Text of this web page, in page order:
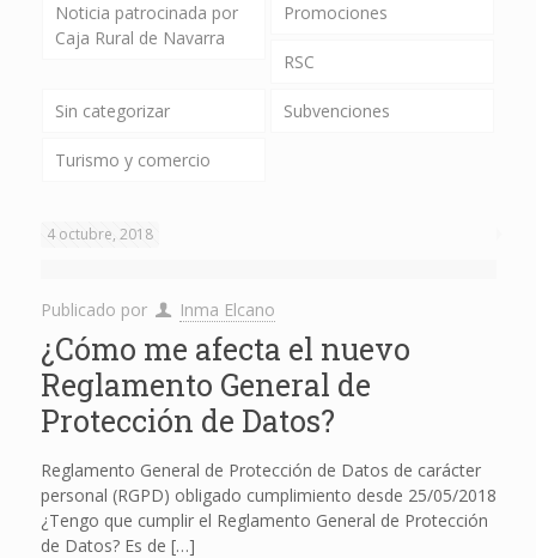
Noticia patrocinada por
Caja Rural de Navarra
Promociones
RSC
Sin categorizar Subvenciones
Turismo y comercio
4 octubre, 2018
Publicado por Inma Elcano
¿Cómo me afecta el nuevo
Reglamento General de
Protección de Datos?
Reglamento General de Protección de Datos de carácter
personal (RGPD) obligado cumplimiento desde 25/05/2018
¿Tengo que cumplir el Reglamento General de Protección
de Datos? Es de […]